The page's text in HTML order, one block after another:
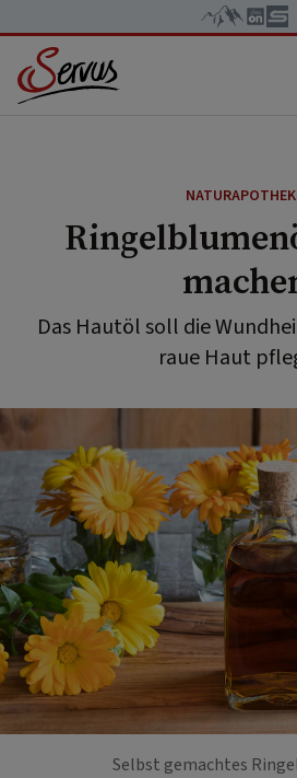
Das Hautöl soll die
raue Haut
Selbst gemachtes